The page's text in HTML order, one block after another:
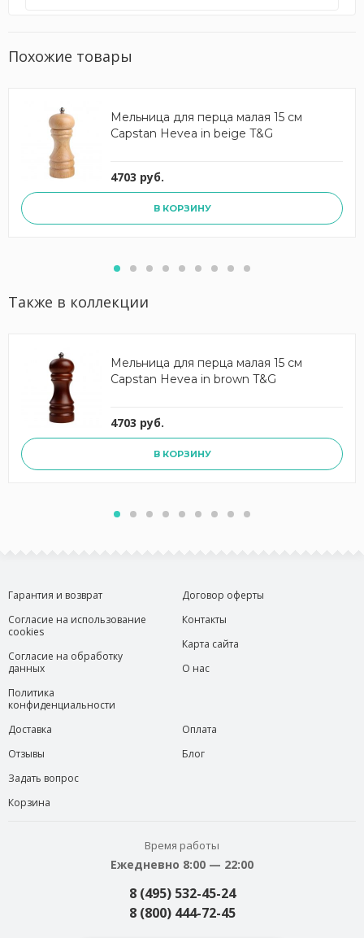
Похожие товары
Мельница для перца малая 15 см
Capstan Hevea in beige T&G
4703 руб.
В КОРЗИНУ
Также в коллекции
Мельница для перца малая 15 см
Capstan Hevea in brown T&G
4703 руб.
В КОРЗИНУ
Гарантия и возврат
Согласие на использование
cookies
Согласие на обработку
данных
Политика
конфиденциальности
Договор оферты
Контакты
Карта сайта
О нас
Доставка
Отзывы
Задать вопрос
Корзина
Оплата
Блог
Время работы
Ежедневно 8:00 — 22:00
8 (495) 532-45-24
8 (800) 444-72-45